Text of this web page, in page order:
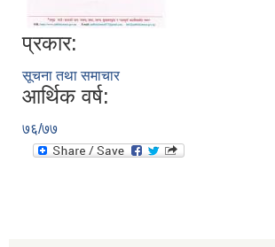
प्रकार:
सूचना तथा समाचार
आर्थिक वर्ष:
७६/७७